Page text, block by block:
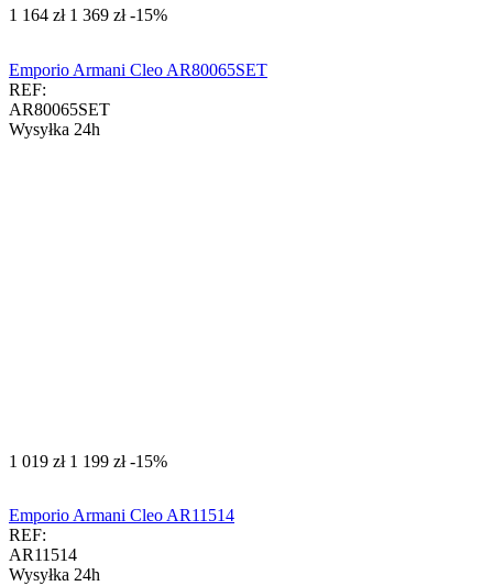
‍1 164‍ zł ‍1 369‍ zł -15%
Emporio Armani Cleo AR80065SET
REF:
AR80065SET
Wysyłka 24h
‍1 019‍ zł ‍1 199‍ zł -15%
Emporio Armani Cleo AR11514
REF:
AR11514
Wysyłka 24h